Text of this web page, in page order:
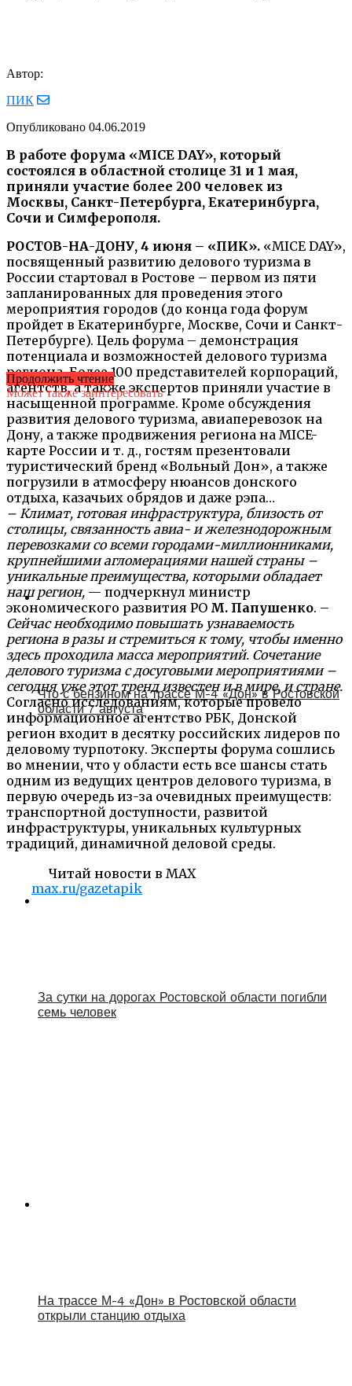
Автор:
ПИК
Опубликовано 04.06.2019
В работе форума «MICE DAY», который
состоялся в областной столице 31 и 1 мая,
приняли участие более 200 человек из
Москвы, Санкт-Петербурга, Екатеринбурга,
Сочи и Симферополя.
РОСТОВ-НА-ДОНУ, 4 июня – «ПИК». «MICE DAY»,
посвященный развитию делового туризма в
России стартовал в Ростове – первом из пяти
запланированных для проведения этого
мероприятия городов (до конца года форум
пройдет в Екатеринбурге, Москве, Сочи и Санкт-
Петербурге). Цель форума – демонстрация
потенциала и возможностей делового туризма
региона. Более 100 представителей корпораций,
агентств, а также экспертов приняли участие в
насыщенной программе. Кроме обсуждения
развития делового туризма, авиаперевозок на
Дону, а также продвижения региона на MICE-
карте России и т. д., гостям презентовали
туристический бренд «Вольный Дон», а также
погрузили в атмосферу нюансов донского
отдыха, казачьих обрядов и даже рэпа…
– Климат, готовая инфраструктура, близость от
столицы, связанность авиа- и железнодорожным
перевозками со всеми городами-миллионниками,
крупнейшими агломерациями нашей страны –
уникальные преимущества, которыми обладает
наш регион, — подчеркнул министр
экономического развития РО М. Папушенко. –
Сейчас необходимо повышать узнаваемость
региона в разы и стремиться к тому, чтобы именно
здесь проходила масса мероприятий. Сочетание
делового туризма с досуговыми мероприятиями –
сегодня уже этот тренд известен и в мире, и стране.
Согласно исследованиям, которые провело
информационное агентство РБК, Донской
регион входит в десятку российских лидеров по
деловому турпотоку. Эксперты форума сошлись
во мнении, что у области есть все шансы стать
одним из ведущих центров делового туризма, в
первую очередь из-за очевидных преимуществ:
транспортной доступности, развитой
инфраструктуры, уникальных культурных
традиций, динамичной деловой среды.
Читай новости в MAX
max.ru/gazetapik
Продолжить чтение
Может также заинтересовать
Что с бензином на трассе М-4 «Дон» в Ростовской
области 7 августа
За сутки на дорогах Ростовской области погибли
семь человек
На трассе М-4 «Дон» в Ростовской области
открыли станцию отдыха